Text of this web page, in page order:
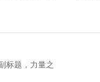
标题，力量之